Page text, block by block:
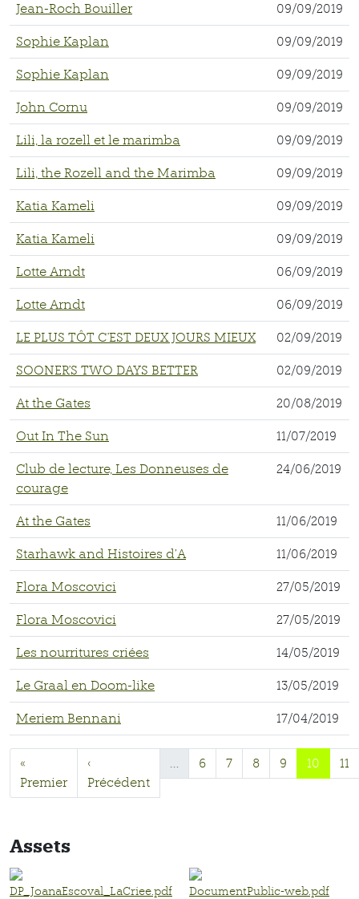
Jean-Roch Bouiller 09/09/2019
Sophie Kaplan 09/09/2019
Sophie Kaplan 09/09/2019
John Cornu 09/09/2019
Lili, la rozell et le marimba 09/09/2019
Lili, the Rozell and the Marimba 09/09/2019
Katia Kameli 09/09/2019
Katia Kameli 09/09/2019
Lotte Arndt 06/09/2019
Lotte Arndt 06/09/2019
LE PLUS TÔT C'EST DEUX JOURS MIEUX 02/09/2019
SOONER'S TWO DAYS BETTER 02/09/2019
At the Gates 20/08/2019
Out In The Sun 11/07/2019
Club de lecture, Les Donneuses de
courage
24/06/2019
At the Gates 11/06/2019
Starhawk and Histoires d’A 11/06/2019
Flora Moscovici 27/05/2019
Flora Moscovici 27/05/2019
Les nourritures criées 14/05/2019
Le Graal en Doom-like 13/05/2019
Meriem Bennani 17/04/2019
«
Premier
‹
Précédent
… 6 7 8 9 10 11
Assets
DP_JoanaEscoval_LaCriee.pdf DocumentPublic-web.pdf